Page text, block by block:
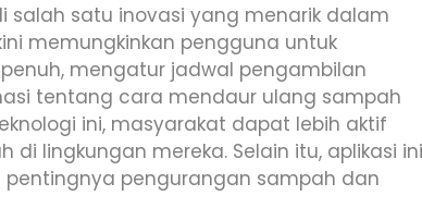
salah satu inovasi yang menarik dalam
memungkinkan pengguna untuk
mengatur jadwal pengambilan
tentang cara mendaur ulang sampah
ini, masyarakat dapat lebih aktif
lingkungan mereka. Selain itu, aplikasi ini
pengurangan sampah dan